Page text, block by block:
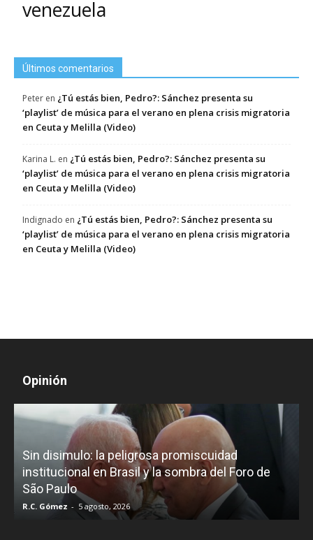
venezuela
Últimos comentarios
Peter en ¿Tú estás bien, Pedro?: Sánchez presenta su
‘playlist’ de música para el verano en plena crisis migratoria
en Ceuta y Melilla (Video)
Karina L. en ¿Tú estás bien, Pedro?: Sánchez presenta su
‘playlist’ de música para el verano en plena crisis migratoria
en Ceuta y Melilla (Video)
Indignado en ¿Tú estás bien, Pedro?: Sánchez presenta su
‘playlist’ de música para el verano en plena crisis migratoria
en Ceuta y Melilla (Video)
Opinión
Sin disimulo: la peligrosa promiscuidad
institucional en Brasil y la sombra del Foro de
São Paulo
R.C. Gómez - 5 agosto, 2026